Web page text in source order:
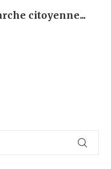
citoyenne...